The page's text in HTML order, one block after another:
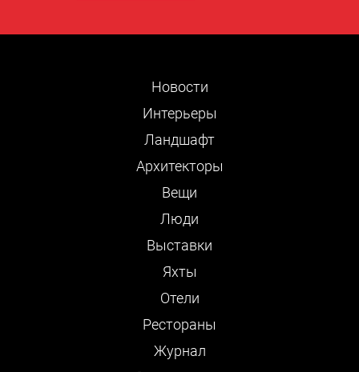
Новости
Интерьеры
Ландшафт
Архитекторы
Вещи
Люди
Выставки
Яхты
Отели
Рестораны
Журнал